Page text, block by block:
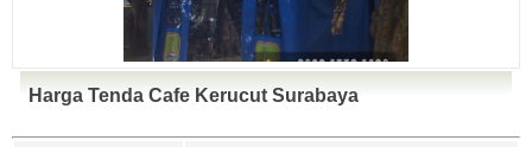
Harga Tenda Cafe Kerucut Surabaya